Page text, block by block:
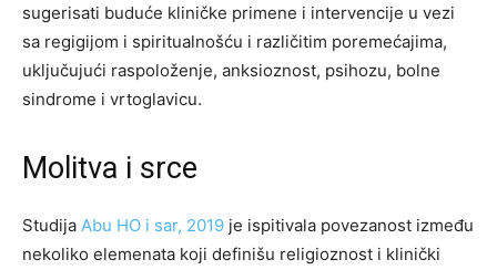
sugerisati buduće kliničke primene i intervencije u vezi
sa regigijom i spiritualnošću i različitim poremećajima,
uključujući raspoloženje, anksioznost, psihozu, bolne
sindrome i vrtoglavicu.
Molitva i srce
Studija Abu HO i sar, 2019 je ispitivala povezanost između
nekoliko elemenata koji definišu religioznost i klinički